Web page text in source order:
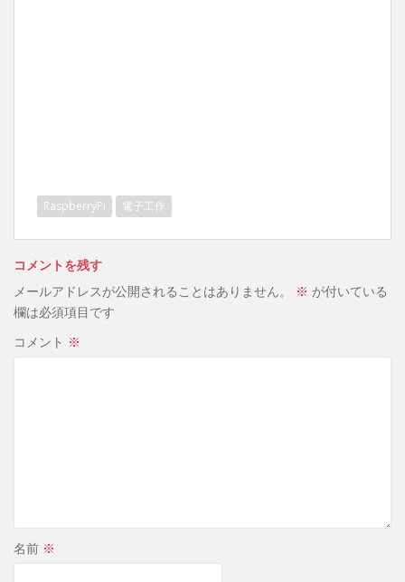
RaspberryPi 電子工作
コメントを残す
メールアドレスが公開されることはありません。
※ が付いている
欄は必須項目です
コメント ※
名前 ※